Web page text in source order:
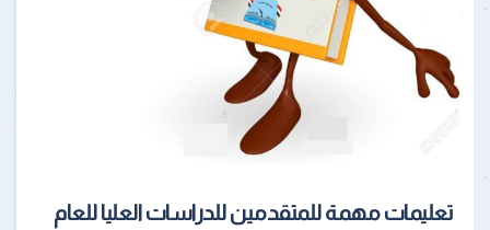
تعليمات مهمة للمتقدمين للدراسات العليا للعام